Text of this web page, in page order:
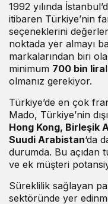
1992 yılında
itibaren Türkiye’nin
seçeneklerini
noktada yer almayı
markalarından biri
minimum 700 bin lira
olmanız gerekiyor.
Türkiye’de en çok
Mado, Türkiye’nin
Hong Kong, Birleşik
Suudi Arabistan‘da
durumda. Bu açıdan
ve ek müşteri
Süreklilik sağlayan
sektöründe yer